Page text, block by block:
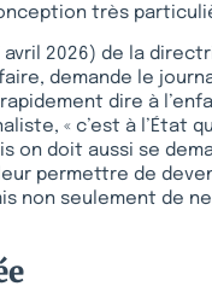
très
avril 2026) de la
demande le
dire à
« c’est à l’État
on doit aussi se
permettre de
non seulement de